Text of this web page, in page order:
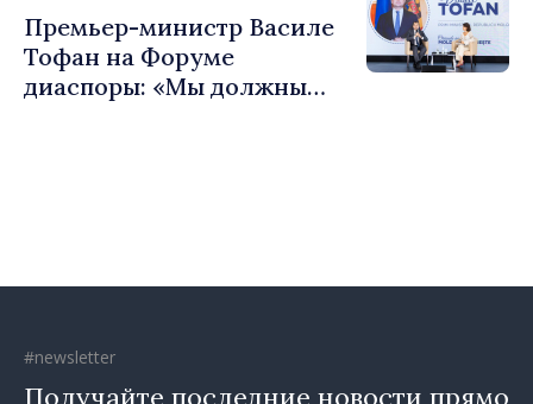
Премьер-министр Василе
Тофан на Форуме
диаспоры: «Мы должны
#newsletter
Получайте последние новости прямо